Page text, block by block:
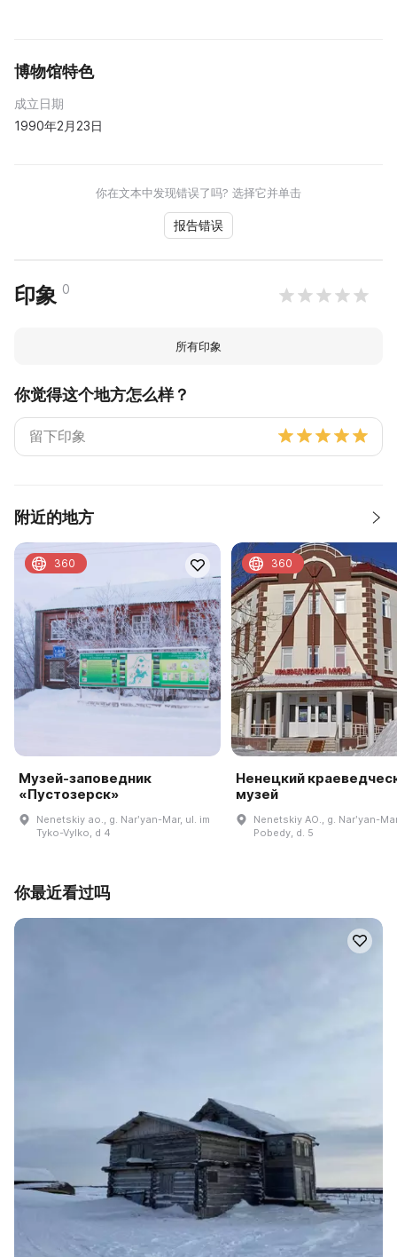
博物馆特色
成立日期
1990年2月23日
你在文本中发现错误了吗? 选择它并单击
报告错误
印象 0
所有印象
你觉得这个地方怎么样？
附近的地方
Музей-заповедник
«Пустозерск»
Nenetskiy ao., g. Narʹyan-Mar, ul. im
Tyko-Vylko, d 4
360
Ненецкий
музей
Nenetskiy AO., g. Narʹyan-
Pobedy, d. 5
360
你最近看过吗